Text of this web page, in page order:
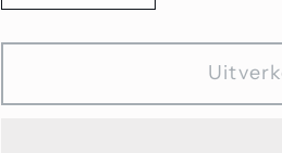
verlagen
voor
verhogen
voor
Mistgekabbel